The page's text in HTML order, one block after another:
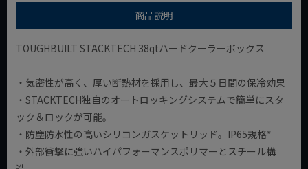
商品説明
TOUGHBUILT STACKTECH 38qtハードクーラーボックス
・気密性が高く、厚い断熱材を採用し、最大５日間の保冷効果
・STACKTECH独自のオートロッキングシステムで簡単にスタ
ック＆ロックが可能。
・防塵防水性の高いシリコンガスケットリッド。IP65規格*
・外部衝撃に強いハイパフォーマンスポリマーとスチール構